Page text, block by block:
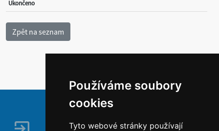
Používáme soubory
cookies
Tyto webové stránky používají
Ukončeno